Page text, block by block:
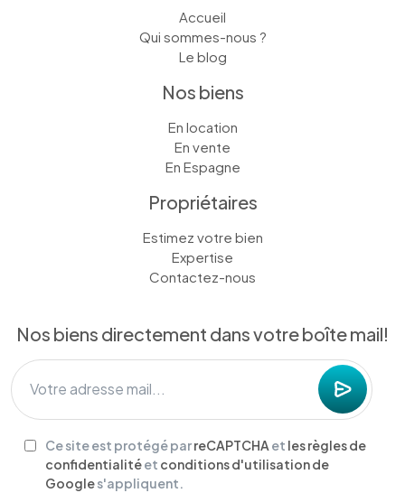
Accueil
Qui sommes-nous ?
Le blog
Nos biens
En location
En vente
En Espagne
Propriétaires
Estimez votre bien
Expertise
Contactez-nous
Nos biens directement dans votre boîte mail!
Ce site est protégé parreCAPTCHA et les règles de
confidentialitéet conditions d'utilisation de
Googles'appliquent.